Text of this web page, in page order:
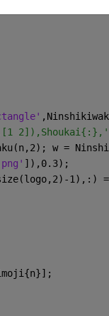
w =
]),0.3);
1),:)